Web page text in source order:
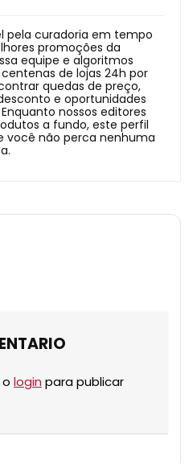
pela curadoria em tempo
promoções da
equipe e algoritmos
de lojas 24h por
quedas de preço,
e oportunidades
nossos editores
a fundo, este perfil
você não perca nenhuma
login para publicar